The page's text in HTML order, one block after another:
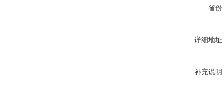
省份
详细地址
补充说明